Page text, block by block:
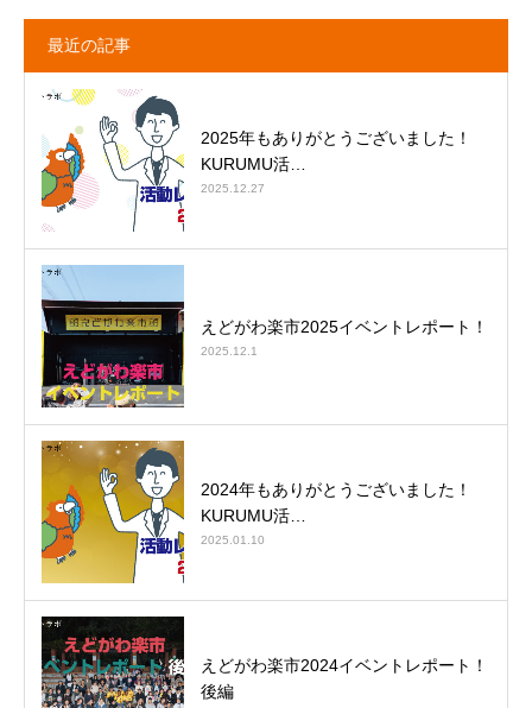
最近の記事
2025年もありがとうございました！
KURUMU活…
2025.12.27
えどがわ楽市2025イベントレポート！
2025.12.1
2024年もありがとうございました！
KURUMU活…
2025.01.10
えどがわ楽市2024イベントレポート！
後編